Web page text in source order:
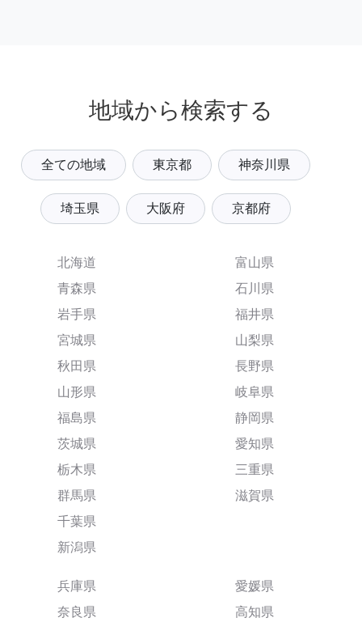
地域から検索する
全ての地域 東京都 神奈川県
埼玉県 大阪府 京都府
北海道
青森県
岩手県
宮城県
秋田県
山形県
福島県
茨城県
栃木県
群馬県
千葉県
新潟県
富山県
石川県
福井県
山梨県
長野県
岐阜県
静岡県
愛知県
三重県
滋賀県
兵庫県
奈良県
愛媛県
高知県